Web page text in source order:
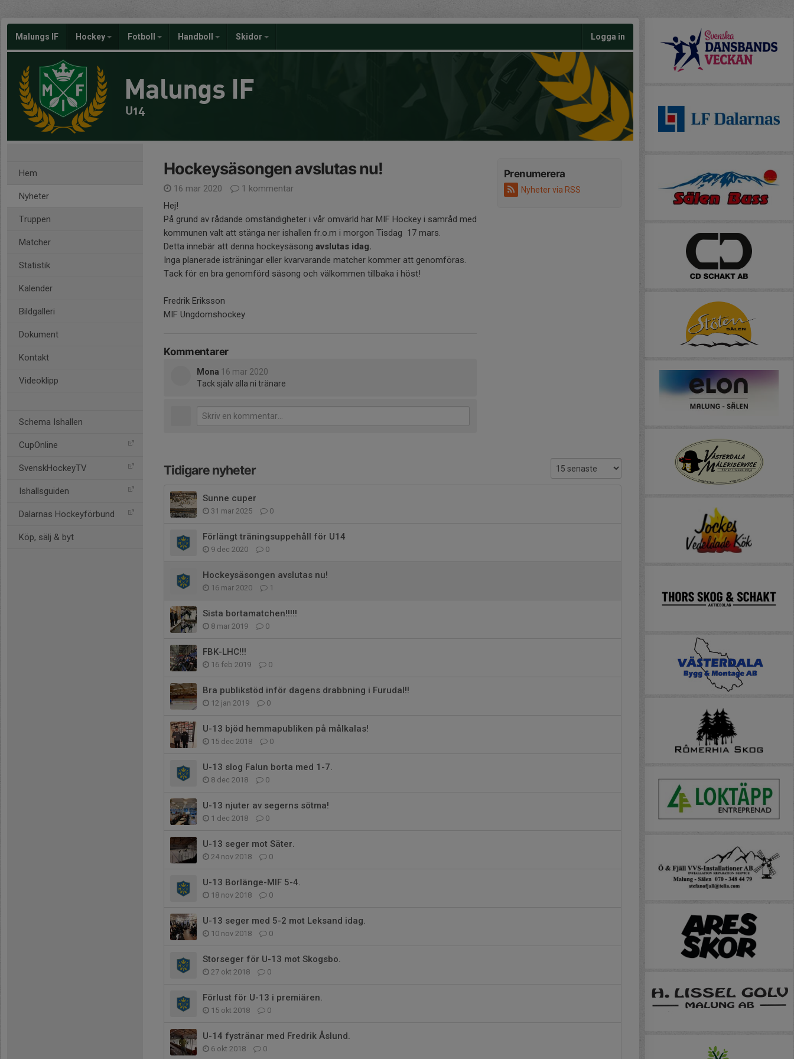
Malungs IF Hockey Fotboll Handboll Skidor Logga in
Malungs IF
U14
Hem
Nyheter
Truppen
Matcher
Statistik
Kalender
Bildgalleri
Dokument
Kontakt
Videoklipp
Schema Ishallen
CupOnline
SvenskHockeyTV
Ishallsguiden
Dalarnas Hockeyförbund
Köp, sälj & byt
Prenumerera
Nyheter via RSS
Hockeysäsongen avslutas nu!
16 mar 2020
1 kommentar
Hej!
På grund av rådande omständigheter i vår omvärld har MIF Hockey i samråd med
kommunen valt att stänga ner ishallen fr.o.m i morgon Tisdag 17 mars.
Detta innebär att denna hockeysäsong avslutas idag.
Inga planerade isträningar eller kvarvarande matcher kommer att genomföras.
Tack för en bra genomförd säsong och välkommen tillbaka i höst!
Fredrik Eriksson
MIF Ungdomshockey
Kommentarer
Mona 16 mar 2020
Tack själv alla ni tränare
Tidigare nyheter
Sunne cuper
31 mar 2025 0
Förlängt träningsuppehåll för U14
9 dec 2020 0
Hockeysäsongen avslutas nu!
16 mar 2020 1
Sista bortamatchen!!!!!
8 mar 2019 0
FBK-LHC!!!
16 feb 2019 0
Bra publikstöd inför dagens drabbning i Furudal!!
12 jan 2019 0
U-13 bjöd hemmapubliken på målkalas!
15 dec 2018 0
U-13 slog Falun borta med 1-7.
8 dec 2018 0
U-13 njuter av segerns sötma!
1 dec 2018 0
U-13 seger mot Säter.
24 nov 2018 0
U-13 Borlänge-MIF 5-4.
18 nov 2018 0
U-13 seger med 5-2 mot Leksand idag.
10 nov 2018 0
Storseger för U-13 mot Skogsbo.
27 okt 2018 0
Förlust för U-13 i premiären.
15 okt 2018 0
U-14 fystränar med Fredrik Åslund.
6 okt 2018 0